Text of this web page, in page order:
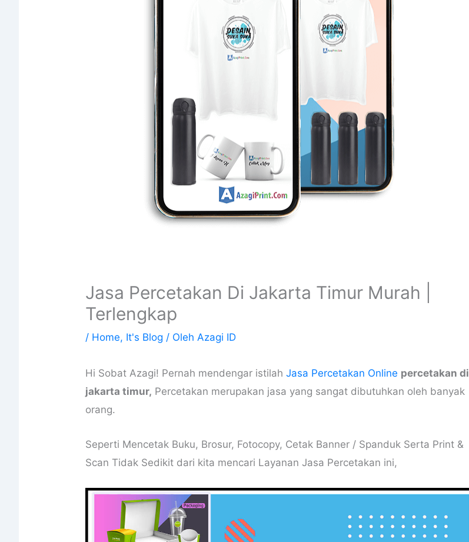
Jasa Percetakan Di Jakarta Timur Murah |
Terlengkap
/ Home, It's Blog / OlehAzagi ID
Hi Sobat Azagi! Pernah mendengar istilahJasa Percetakan Online percetakan di
jakarta timur, Percetakan merupakan jasa yang sangat dibutuhkan oleh banyak
orang.
Seperti Mencetak Buku, Brosur, Fotocopy, Cetak Banner / Spanduk Serta Print &
Scan Tidak Sedikit dari kita mencari Layanan Jasa Percetakan ini,